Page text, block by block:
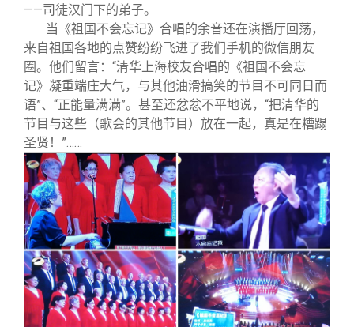
——司徒汉门下的弟子。
当《祖国不会忘记》合唱的余音还在演播厅回荡，
来自祖国各地的点赞纷纷飞进了我们手机的微信朋友
圈。他们留言：“清华上海校友合唱的《祖国不会忘
记》凝重端庄大气，与其他油滑搞笑的节目不可同日而
语”、“正能量满满”。甚至还忿忿不平地说，“把清华的
节目与这些（歌会的其他节目）放在一起，真是在糟蹋
圣贤！”……